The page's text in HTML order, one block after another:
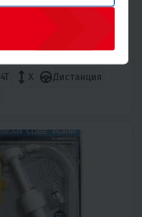
4T X
Дистанция